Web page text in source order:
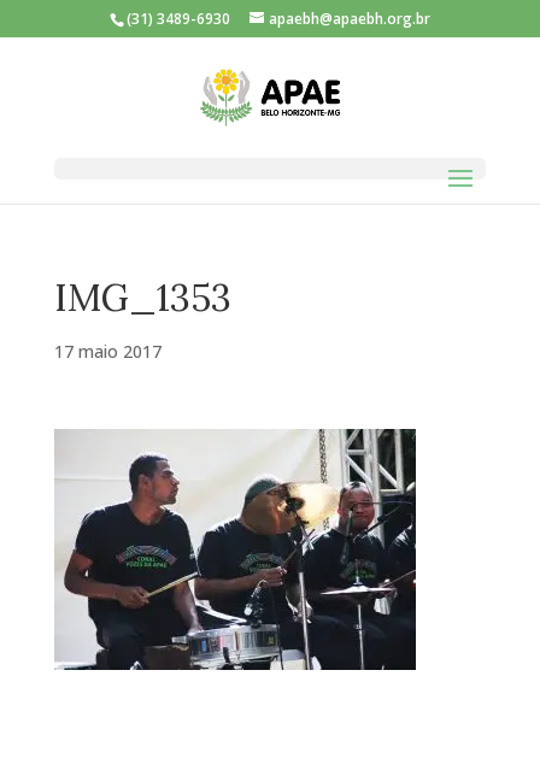
(31) 3489-6930 apaebh@apaebh.org.br
IMG_1353
17 maio 2017